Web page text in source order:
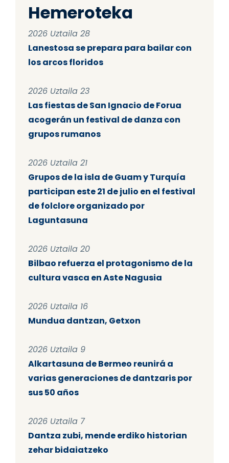
Hemeroteka
2026 Uztaila 28
Lanestosa se prepara para bailar con
los arcos floridos
2026 Uztaila 23
Las fiestas de San Ignacio de Forua
acogerán un festival de danza con
grupos rumanos
2026 Uztaila 21
Grupos de la isla de Guam y Turquía
participan este 21 de julio en el festival
de folclore organizado por
Laguntasuna
2026 Uztaila 20
Bilbao refuerza el protagonismo de la
cultura vasca en Aste Nagusia
2026 Uztaila 16
Mundua dantzan, Getxon
2026 Uztaila 9
Alkartasuna de Bermeo reunirá a
varias generaciones de dantzaris por
sus 50 años
2026 Uztaila 7
Dantza zubi, mende erdiko historian
zehar bidaiatzeko